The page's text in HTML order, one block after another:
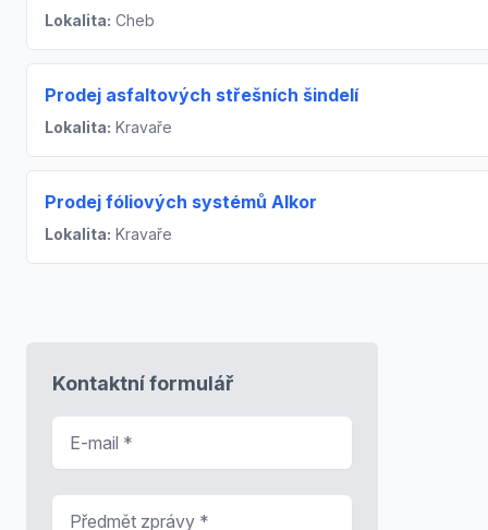
Lokalita: Cheb
Prodej asfaltových střešních šindelí
Lokalita: Kravaře
Prodej fóliových systémů Alkor
Lokalita: Kravaře
Kontaktní formulář